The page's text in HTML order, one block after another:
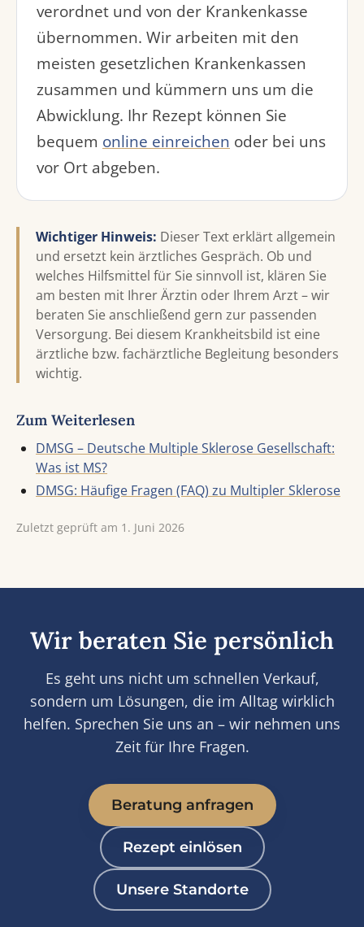
verordnet und von der Krankenkasse
übernommen. Wir arbeiten mit den
meisten gesetzlichen Krankenkassen
zusammen und kümmern uns um die
Abwicklung. Ihr Rezept können Sie
bequem online einreichen oder bei uns
vor Ort abgeben.
Wichtiger Hinweis: Dieser Text erklärt allgemein
und ersetzt kein ärztliches Gespräch. Ob und
welches Hilfsmittel für Sie sinnvoll ist, klären Sie
am besten mit Ihrer Ärztin oder Ihrem Arzt – wir
beraten Sie anschließend gern zur passenden
Versorgung. Bei diesem Krankheitsbild ist eine
ärztliche bzw. fachärztliche Begleitung besonders
wichtig.
Zum Weiterlesen
DMSG – Deutsche Multiple Sklerose Gesellschaft:
Was ist MS?
DMSG: Häufige Fragen (FAQ) zu Multipler Sklerose
Zuletzt geprüft am 1. Juni 2026
Wir beraten Sie persönlich
Es geht uns nicht um schnellen Verkauf,
sondern um Lösungen, die im Alltag wirklich
helfen. Sprechen Sie uns an – wir nehmen uns
Zeit für Ihre Fragen.
Beratung anfragen
Rezept einlösen
Unsere Standorte